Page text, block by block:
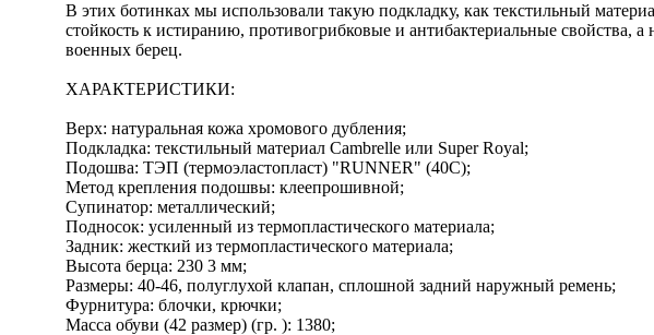
В этих ботинках мы использовали такую подкладку, как текстильный
стойкость к истиранию, противогрибковые и антибактериальные свойства,
военных берец.
ХАРАКТЕРИСТИКИ:
Верх: натуральная кожа хромового дубления;
Подкладка: текстильный материал Cambrelle или Super Royal;
Подошва: ТЭП (термоэластопласт) "RUNNER" (40C);
Метод крепления подошвы: клеепрошивной;
Супинатор: металлический;
Подносок: усиленный из термопластического материала;
Задник: жесткий из термопластического материала;
Высота берца: 230 3 мм;
Размеры: 40-46, полуглухой клапан, cплошной задний наружный ремень;
Фурнитура: блочки, крючки;
Масса обуви (42 размер) (гр. ): 1380;